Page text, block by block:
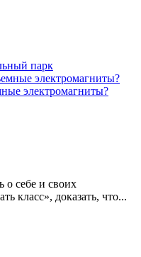
парк
электромагниты?
о себе и своих
класс», доказать, что...